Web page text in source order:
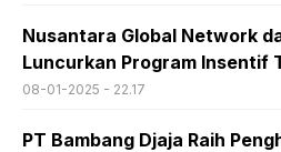
Nusantara Global Network
Luncurkan Program Insentif
08-01-2025 - 22.17
PT Bambang Djaja Raih